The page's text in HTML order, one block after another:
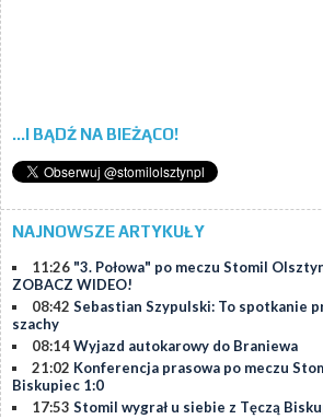
...I BĄDŹ NA BIEŻĄCO!
NAJNOWSZE ARTYKUŁY
11:26 "3. Połowa" po meczu Stomil
ZOBACZ WIDEO!
08:42 Sebastian Szypulski: To spotkanie
szachy
08:14Wyjazd autokarowy do Braniewa
21:02 Konferencja prasowa po meczu
Biskupiec 1:0
17:53 Stomil wygrał u siebie z Tęczą